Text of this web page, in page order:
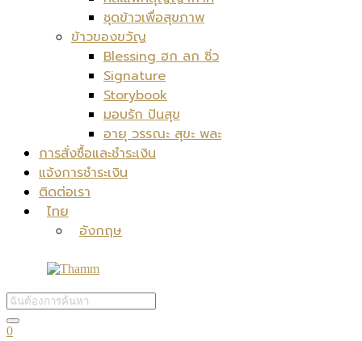
ชุดข้าวเพื่อสุขภาพ
ข้าวของขวัญ
Blessing ฮก ลก ซิ่ว
Signature
Storybook
มอบรัก ปันสุข
อายุ วรรณะ สุขะ พละ
การสั่งซื้อและชำระเงิน
แจ้งการชำระเงิน
ติดต่อเรา
ไทย
อังกฤษ
0